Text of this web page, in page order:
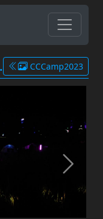
CCCamp2023